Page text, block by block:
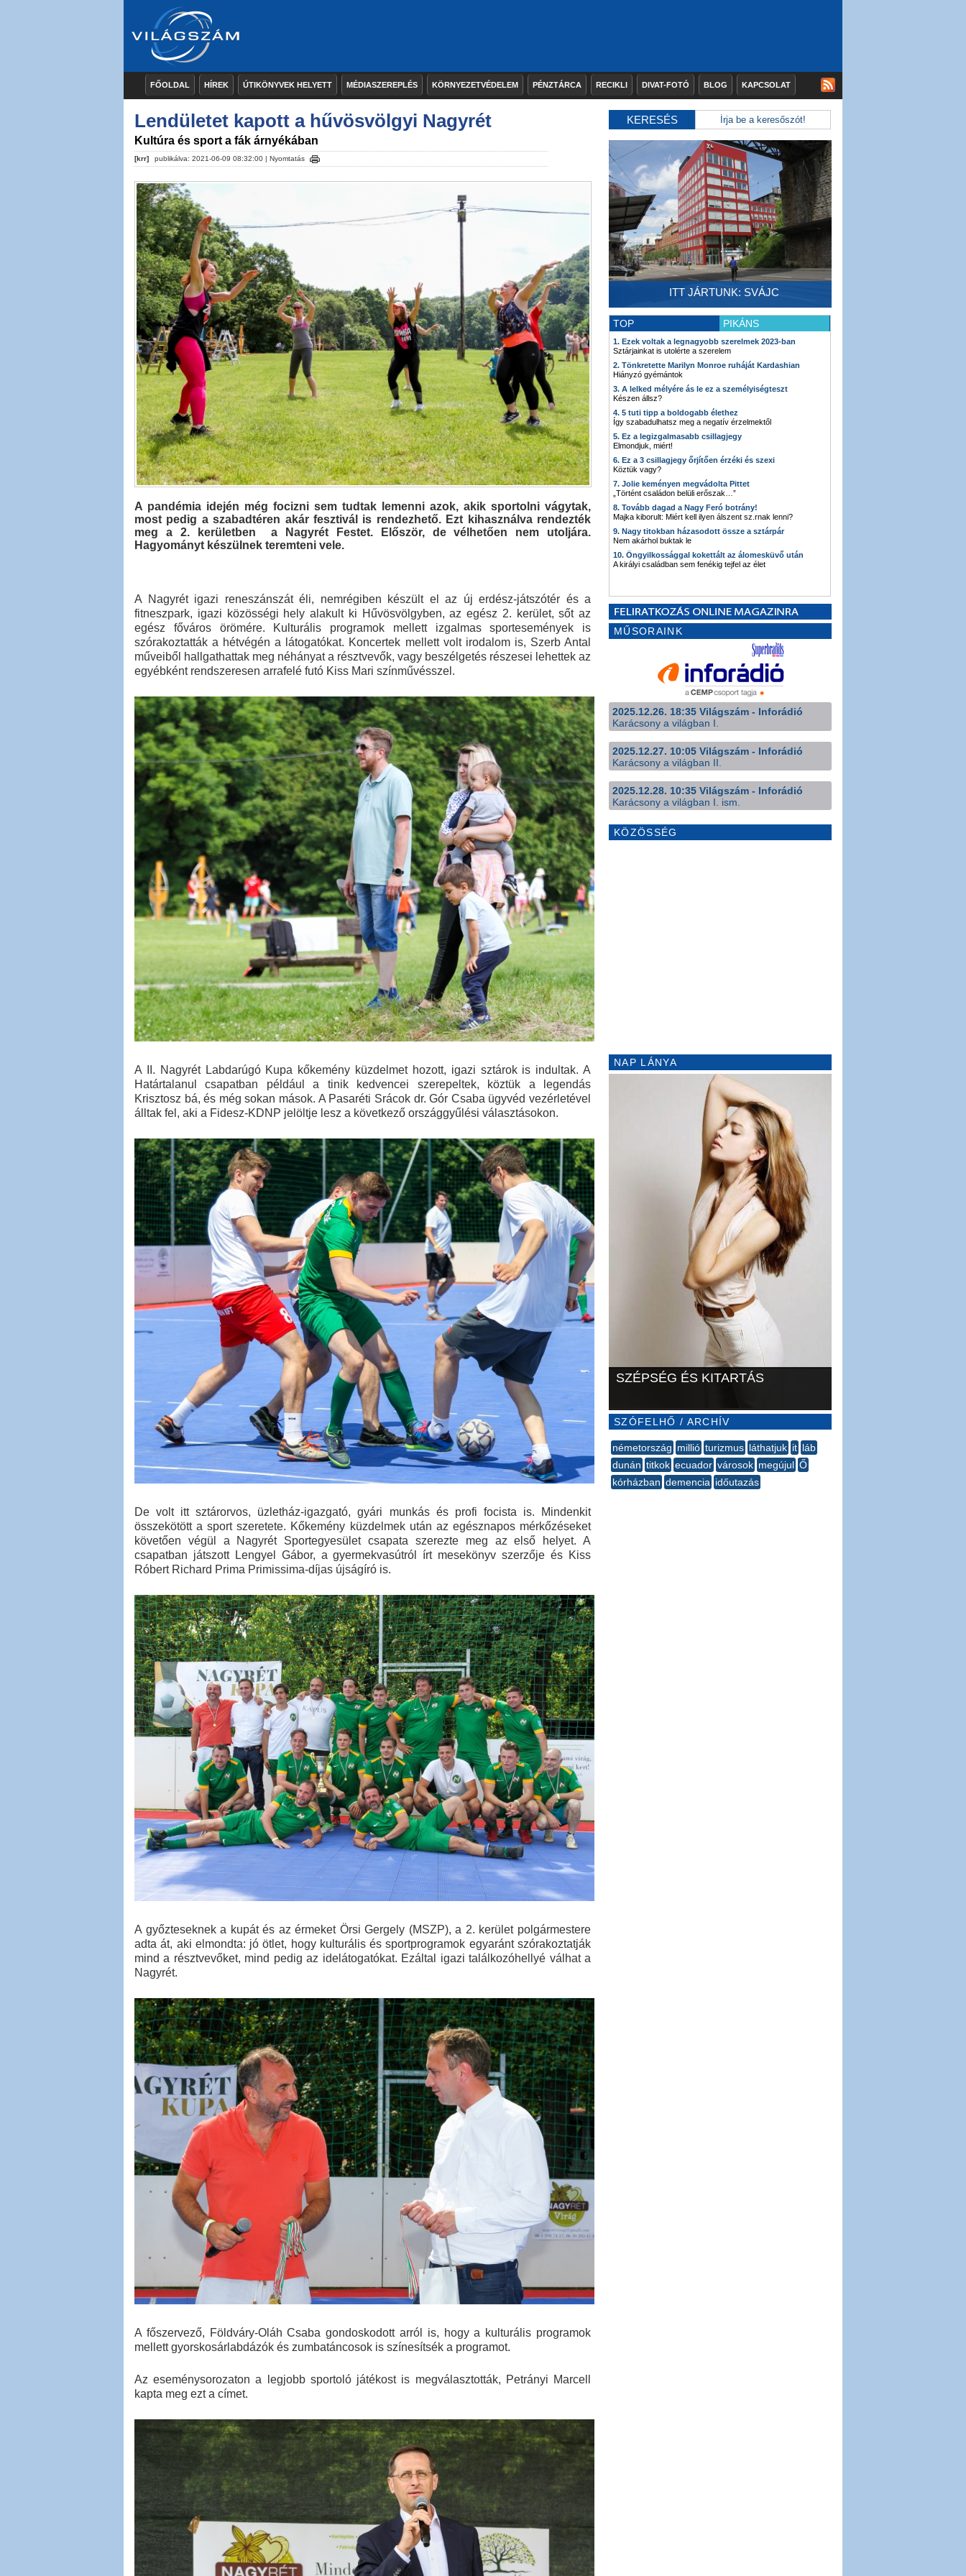
FŐOLDAL HÍREK ÚTIKÖNYVEK HELYETT MÉDIASZEREPLÉS KÖRNYEZETVÉDELEM PÉNZTÁRCA RECIKLI DIVAT-FOTÓ BLOG KAPCSOLAT
Lendületet kapott a hűvösvölgyi Nagyrét
Kultúra és sport a fák árnyékában
[krr] publikálva: 2021-06-09 08:32:00 | Nyomtatás
A pandémia idején még focizni sem tudtak lemenni azok, akik sportolni vágytak,
most pedig a szabadtéren akár fesztivál is rendezhető. Ezt kihasználva rendezték
meg a 2. kerületben a Nagyrét Festet. Először, de vélhetően nem utoljára.
Hagyományt készülnek teremteni vele.
A Nagyrét igazi reneszánszát éli, nemrégiben készült el az új erdész-játszótér és a
fitneszpark, igazi közösségi hely alakult ki Hűvösvölgyben, az egész 2. kerület, sőt az
egész főváros örömére. Kulturális programok mellett izgalmas sportesemények is
szórakoztatták a hétvégén a látogatókat. Koncertek mellett volt irodalom is, Szerb Antal
műveiből hallgathattak meg néhányat a résztvevők, vagy beszélgetés részesei lehettek az
egyébként rendszeresen arrafelé futó Kiss Mari színművésszel.
A II. Nagyrét Labdarúgó Kupa kőkemény küzdelmet hozott, igazi sztárok is indultak. A
Határtalanul csapatban például a tinik kedvencei szerepeltek, köztük a legendás
Krisztosz bá, és még sokan mások. A Pasaréti Srácok dr. Gór Csaba ügyvéd vezérletével
álltak fel, aki a Fidesz-KDNP jelöltje lesz a következő országgyűlési választásokon.
De volt itt sztárorvos, üzletház-igazgató, gyári munkás és profi focista is. Mindenkit
összekötött a sport szeretete. Kőkemény küzdelmek után az egésznapos mérkőzéseket
követően végül a Nagyrét Sportegyesület csapata szerezte meg az első helyet. A
csapatban játszott Lengyel Gábor, a gyermekvasútról írt mesekönyv szerzője és Kiss
Róbert Richard Prima Primissima-díjas újságíró is.
A győzteseknek a kupát és az érmeket Örsi Gergely (MSZP), a 2. kerület polgármestere
adta át, aki elmondta: jó ötlet, hogy kulturális és sportprogramok egyaránt szórakoztatják
mind a résztvevőket, mind pedig az idelátogatókat. Ezáltal igazi találkozóhellyé válhat a
Nagyrét.
A főszervező, Földváry-Oláh Csaba gondoskodott arról is, hogy a kulturális programok
mellett gyorskosárlabdázók és zumbatáncosok is színesítsék a programot.
Az eseménysorozaton a legjobb sportoló játékost is megválasztották, Petrányi Marcell
kapta meg ezt a címet.
KERESÉS
ITT JÁRTUNK: SVÁJC
TOP PIKÁNS
1. Ezek voltak a legnagyobb szerelmek 2023-ban
Sztárjainkat is utolérte a szerelem
2. Tönkretette Marilyn Monroe ruháját Kardashian
Hiányzó gyémántok
3. A lelked mélyére ás le ez a személyiségteszt
Készen állsz?
4. 5 tuti tipp a boldogabb élethez
Így szabadulhatsz meg a negatív érzelmektől
5. Ez a legizgalmasabb csillagjegy
Elmondjuk, miért!
6. Ez a 3 csillagjegy őrjítően érzéki és szexi
Köztük vagy?
7. Jolie keményen megvádolta Pittet
„Történt családon belüli erőszak…”
8. Tovább dagad a Nagy Feró botrány!
Majka kiborult: Miért kell ilyen álszent sz.rnak lenni?
9. Nagy titokban házasodott össze a sztárpár
Nem akárhol buktak le
10. Öngyilkossággal kokettált az álomesküvő után
A királyi családban sem fenékig tejfel az élet
MŰSORAINK
2025.12.26. 18:35 Világszám - Inforádió
Karácsony a világban I.
2025.12.27. 10:05 Világszám - Inforádió
Karácsony a világban II.
2025.12.28. 10:35 Világszám - Inforádió
Karácsony a világban I. ism.
KÖZÖSSÉG
NAP LÁNYA
SZÉPSÉG ÉS KITARTÁS
SZÓFELHŐ / ARCHÍV
németország millió turizmus láthatjuk it láb
dunán titkok ecuador városok megújul Ő
kórházban demencia időutazás